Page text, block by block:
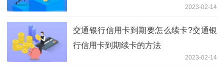
2023-02-14
交通银行信用卡到期要怎么续卡?交通银
行信用卡到期续卡的方法
2023-02-14